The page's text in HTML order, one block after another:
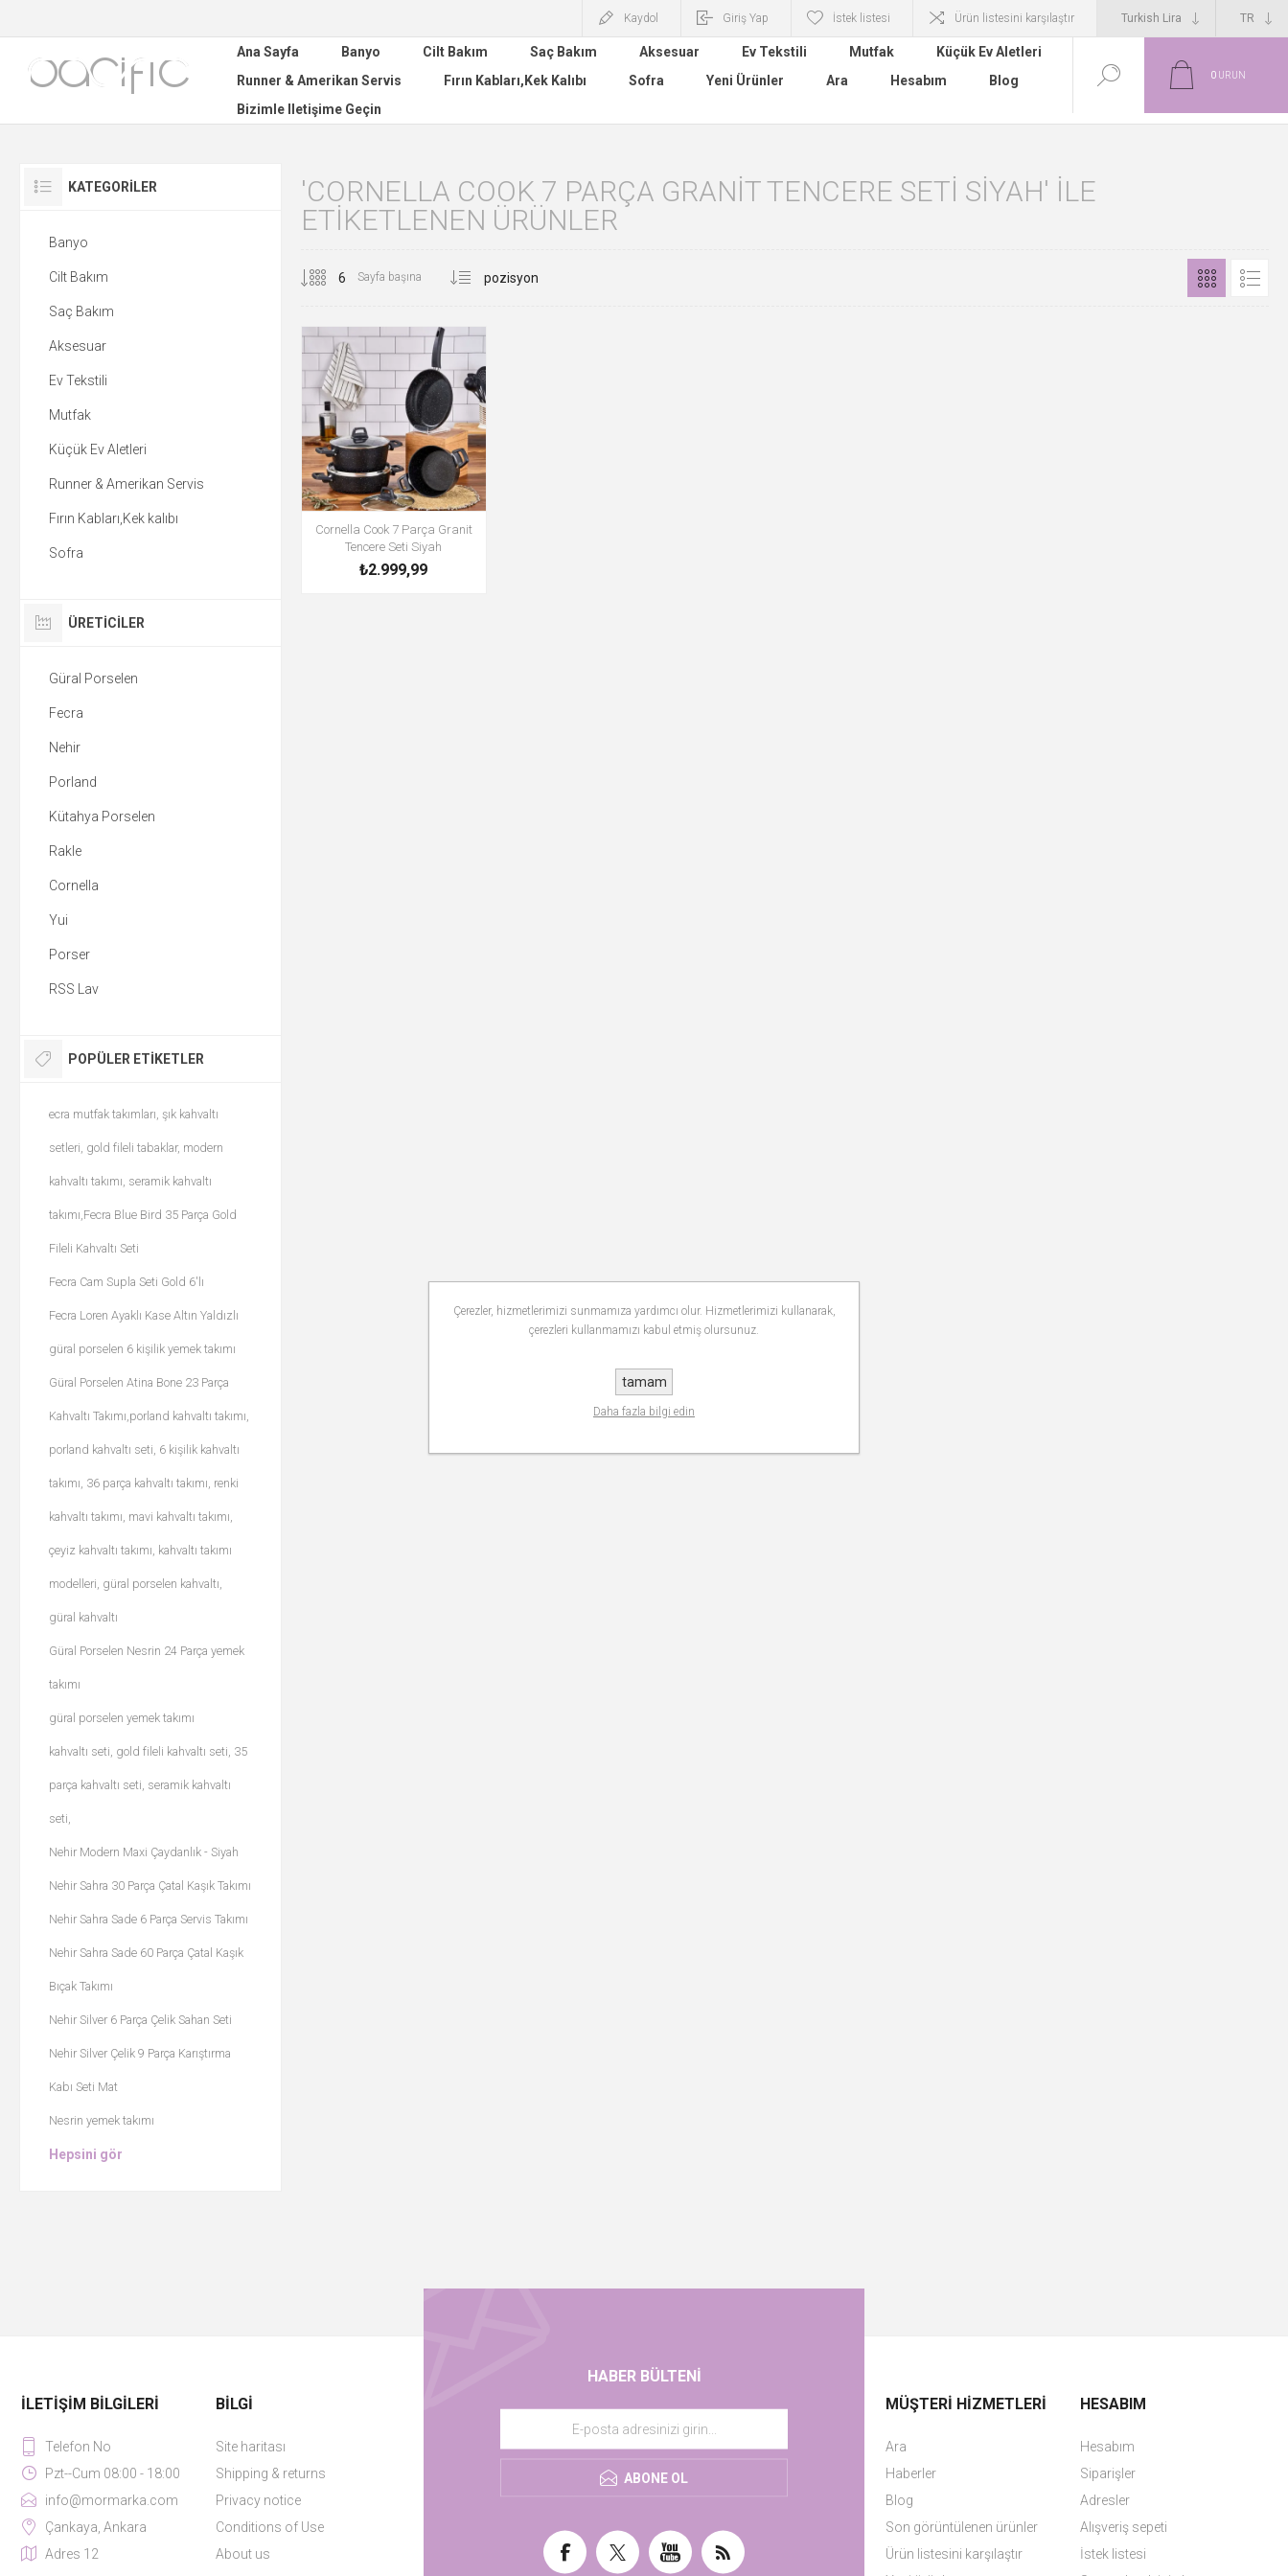
Kaydol Giriş Yap İstek listesi Ürün listesini karşılaştır
Ana Sayfa Banyo Cilt Bakım Saç Bakım Aksesuar Ev Tekstili Mutfak
Küçük Ev Aletleri
Runner & Amerikan Servis
Fırın Kabları,Kek Kalıbı Sofra Yeni Ürünler Ara Hesabım
Blog
Bizimle Iletişime Geçin
0 ÜRÜN
'CORNELLA COOK 7 PARÇA GRANIT TENCERE SETI SIYAH' ILE
ETIKETLENEN ÜRÜNLER
Sayfa başına
Cornella Cook 7 Parça Granit
Tencere Seti Siyah
₺2.999,99
KATEGORILER
Banyo
Cilt Bakım
Saç Bakım
Aksesuar
Ev Tekstili
Mutfak
Küçük Ev Aletleri
Runner & Amerikan Servis
Fırın Kabları,Kek kalıbı
Sofra
ÜRETICILER
Güral Porselen
Fecra
Nehir
Porland
Kütahya Porselen
Rakle
Cornella
Yui
Porser
RSS Lav
POPÜLER ETIKETLER
ecra mutfak takımları, şık kahvaltı
setleri, gold fileli tabaklar, modern
kahvaltı takımı, seramik kahvaltı
takımı,Fecra Blue Bird 35 Parça Gold
Fileli Kahvaltı Seti
Fecra Cam Supla Seti Gold 6'lı
Fecra Loren Ayaklı Kase Altın Yaldızlı
güral porselen 6 kişilik yemek takımı
Güral Porselen Atina Bone 23 Parça
Kahvaltı Takımı,porland kahvaltı takımı,
porland kahvaltı seti, 6 kişilik kahvaltı
takımı, 36 parça kahvaltı takımı, renki
kahvaltı takımı, mavi kahvaltı takımı,
çeyiz kahvaltı takımı, kahvaltı takımı
modelleri, güral porselen kahvaltı,
güral kahvaltı
Güral Porselen Nesrin 24 Parça yemek
takımı
güral porselen yemek takımı
kahvaltı seti, gold fileli kahvaltı seti, 35
parça kahvaltı seti, seramik kahvaltı
seti,
Nehir Modern Maxi Çaydanlık - Siyah
Nehir Sahra 30 Parça Çatal Kaşık Takımı
Nehir Sahra Sade 6 Parça Servis Takımı
Nehir Sahra Sade 60 Parça Çatal Kaşık
Bıçak Takımı
Nehir Silver 6 Parça Çelik Sahan Seti
Nehir Silver Çelik 9 Parça Karıştırma
Kabı Seti Mat
Nesrin yemek takımı
Hepsini gör
HABER BÜLTENI
ABONE OL
İLETIŞIM BILGILERI
Telefon No
Pzt--Cum 08:00 - 18:00
info@mormarka.com
Çankaya, Ankara
Adres 12
BILGI
Site haritası
Shipping & returns
Privacy notice
Conditions of Use
About us
MÜŞTERI HIZMETLERI
Ara
Haberler
Blog
Son görüntülenen ürünler
Ürün listesini karşılaştır
HESABIM
Hesabım
Siparişler
Adresler
Alışveriş sepeti
İstek listesi
Çerezler, hizmetlerimizi sunmamıza yardımcı olur. Hizmetlerimizi kullanarak,
çerezleri kullanmamızı kabul etmiş olursunuz.
tamam
Daha fazla bilgi edin